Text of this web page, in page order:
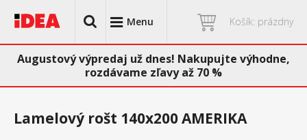
Menu Košík: prázdny
Augustový výpredaj už dnes! Nakupujte výhodne,
rozdávame zľavy až 70 %
Lamelový rošt 140x200 AMERIKA